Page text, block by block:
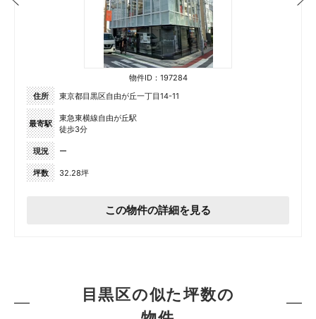
物件ID：197284
住所
東京都目黒区自由が丘一丁目14-11
最寄駅
東急東横線自由が丘駅
徒歩3分
現況 ー
坪数 32.28坪
この物件の詳細を見る
目黒区の似た坪数の